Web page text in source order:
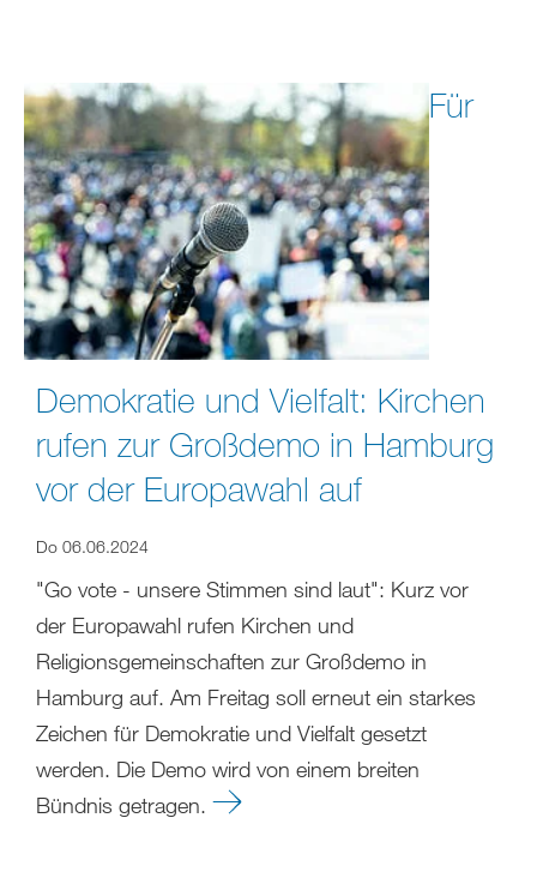
Für
Demokratie und Vielfalt: Kirchen
rufen zur Großdemo in Hamburg
vor der Europawahl auf
Do 06.06.2024
"Go vote - unsere Stimmen sind laut": Kurz vor
der Europawahl rufen Kirchen und
Religionsgemeinschaften zur Großdemo in
Hamburg auf. Am Freitag soll erneut ein starkes
Zeichen für Demokratie und Vielfalt gesetzt
werden. Die Demo wird von einem breiten
Bündnis getragen.